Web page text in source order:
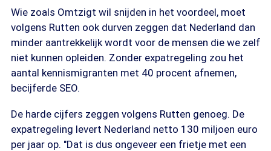
Wie zoals Omtzigt wil snijden in het voordeel, moet
volgens Rutten ook durven zeggen dat Nederland dan
minder aantrekkelijk wordt voor de mensen die we zelf
niet kunnen opleiden. Zonder expatregeling zou het
aantal kennismigranten met 40 procent afnemen,
becijferde SEO.
De harde cijfers zeggen volgens Rutten genoeg. De
expatregeling levert Nederland netto 130 miljoen euro
per jaar op. "Dat is dus ongeveer een frietje met een